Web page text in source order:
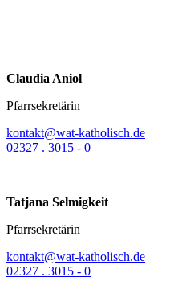
Claudia Aniol
Pfarrsekretärin
kontakt@wat-katholisch.de
02327 . 3015 - 0
Tatjana Selmigkeit
Pfarrsekretärin
kontakt@wat-katholisch.de
02327 . 3015 - 0